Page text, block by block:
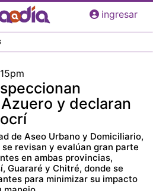
Pasar
al
principal
ingresar
y declaran
de Aseo Urbano y Domiciliario,
revisan y evalúan gran parte
en ambas provincias,
Guararé y Chitré, donde se
para minimizar su impacto